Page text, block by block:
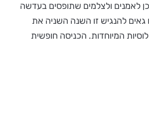
לאמנים ולצלמים שתופסים בעדשה
גאים להנגיש זו השנה השניה את
המיוחדות. הכניסה חופשית